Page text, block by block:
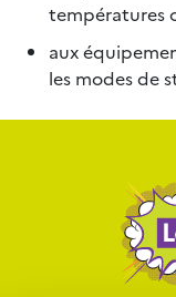
températures
aux
les modes de